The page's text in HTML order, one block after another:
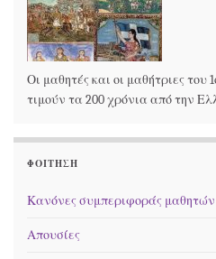
Οι μαθητές και οι μαθήτριες
τιμούν τα 200 χρόνια από την
ΦΟΊΤΗΣΗ
Κανόνες συμπεριφοράς
Απουσίες